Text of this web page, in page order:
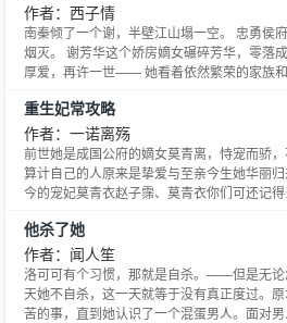
作者：西子情
南秦倾了一个谢，半壁江山塌一空。 忠勇侯
烟灭。 谢芳华这个娇房嫡女碾碎芳华，零落
厚爱，再许一世—— 她看着依然繁荣的家族和
里习武艺，学权谋。 八年后，她送了皇室一
鼎食之家的闺阁里多了一双翻云覆雨手。 美人
重生妃常攻略
作者：一诺离殇
前世她是成国公府的嫡女莫青离，恃宠而骄
算计自己的人原来是挚爱与至亲今生她华丽
今的宠妃莫青衣赵子霈、莫青衣你们可还记
倒V，请看过的亲们不要重复购买哦。感谢天
粟的新坑，谢谢！ 介个小剧场 “青离，若能重
他杀了她
作者：闻人笙
洛可可有个习惯，那就是自杀。——但是无
天她不自杀，这一天就等于没有真正度过。
苦的事，直到她认识了一个混蛋男人。面对男